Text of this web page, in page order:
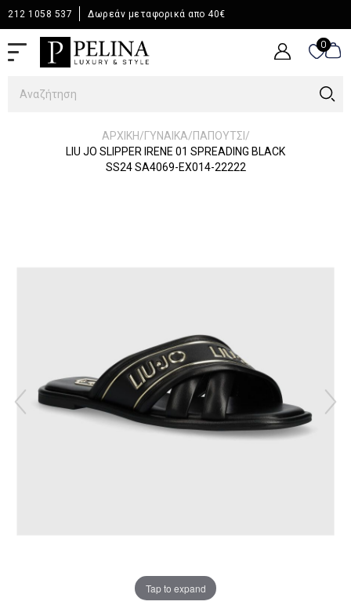
212 1058 537 Δωρεάν μεταφορικά απο 40€
0
0
ΑΡΧΙΚΉ/ΓΥΝΑΙΚΑ/ΠΑΠΟΥΤΣΙ /
LIU JO SLIPPER IRENE 01 SPREADING BLACK
SS24 SA4069-EX014-22222
Tap to expand